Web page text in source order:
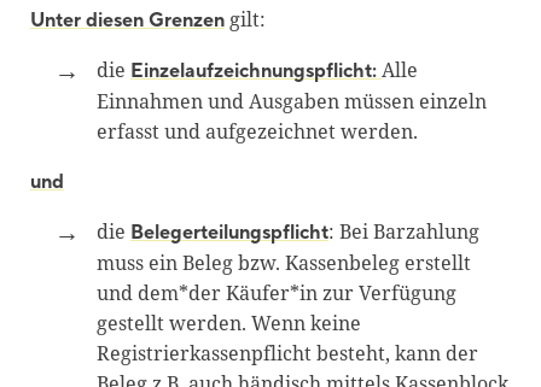
Unter diesen Grenzengilt:
die Einzelaufzeichnungspflicht: Alle
Einnahmen und Ausgaben müssen einzeln
erfasst und aufgezeichnet werden.
und
die Belegerteilungspflicht: Bei Barzahlung
muss ein Beleg bzw. Kassenbeleg erstellt
und dem*der Käufer*in zur Verfügung
gestellt werden. Wenn keine
Registrierkassenpflicht besteht, kann der